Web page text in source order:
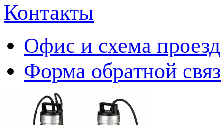
Контакты
Офис и схема
Форма обратной